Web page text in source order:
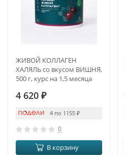
ЖИВОЙ КОЛЛАГЕН
ХАЛЯЛЬ со вкусом ВИШНЯ,
500 г, курс на 1,5 месяца
4 620 ₽
4 по 1155 ₽
0
В корзину